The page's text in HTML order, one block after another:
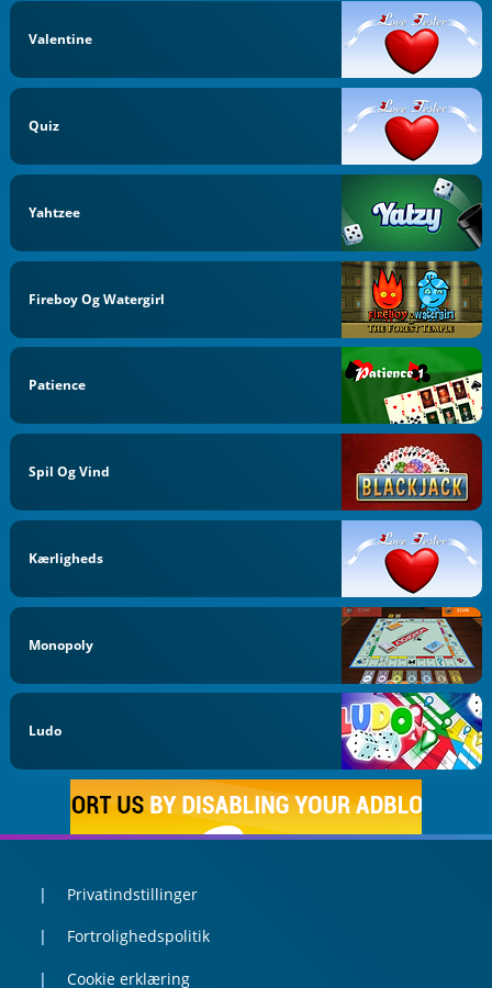
Valentine
Quiz
Yahtzee
Fireboy Og Watergirl
Patience
Spil Og Vind
Kærligheds
Monopoly
Ludo
Privatindstillinger
Fortrolighedspolitik
Cookie erklæring